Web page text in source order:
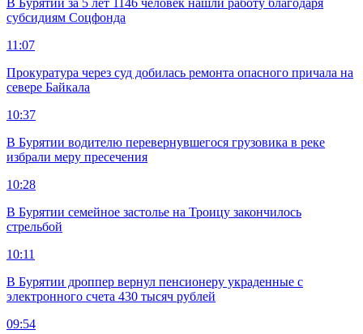
субсидиям Соцфонда
11:07
Прокуратура через суд добилась ремонта опасного причала на
севере Байкала
10:37
В Бурятии водителю перевернувшегося грузовика в реке
избрали меру пресечения
10:28
В Бурятии семейное застолье на Троицу закончилось
стрельбой
10:11
В Бурятии дроппер вернул пенсионеру украденные с
электронного счета 430 тысяч рублей
09:54